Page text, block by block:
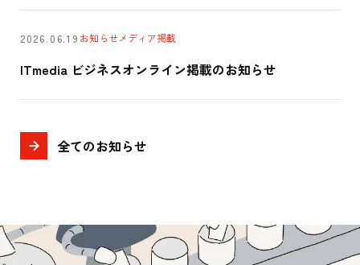
2026.06.19 お知らせメディア掲載
ITmedia ビジネスオンライン掲載のお知らせ
全てのお知らせ